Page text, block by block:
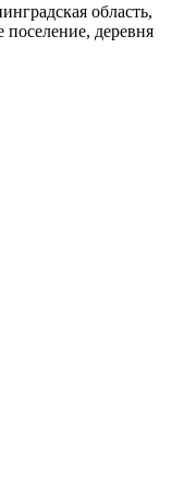
область,
поселение, деревня